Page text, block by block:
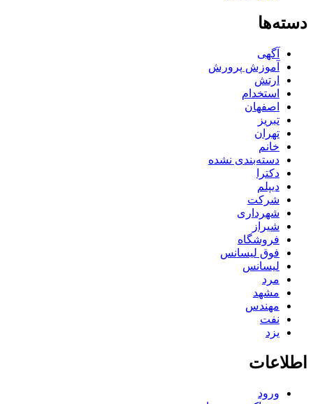
دسته‌ها
آگهی
آموزش پرورش
ارتش
استخدام
اصفهان
تبریز
تهران
خانم
دسته‌بندی نشده
دکترا
دیپلم
شرکت
شهرداری
شیراز
فروشگاه
فوق لیسانس
لیسانس
مرد
مشهد
مهندس
نفت
یزد
اطلاعات
ورود